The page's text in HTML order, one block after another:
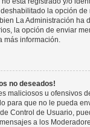
la opción
La Administración ha
la opción de enviar
más información.
no deseados!
maliciosos u ofensivos
para que no le pueda
Control de Usuario,
a los